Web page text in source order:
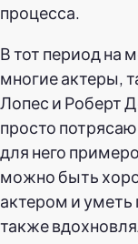
процесса.
В тот период на
многие актеры,
Лопес и Роберт
просто
для него
можно быть
актером и уметь
также